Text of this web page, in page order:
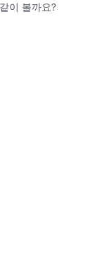
이 볼까요?